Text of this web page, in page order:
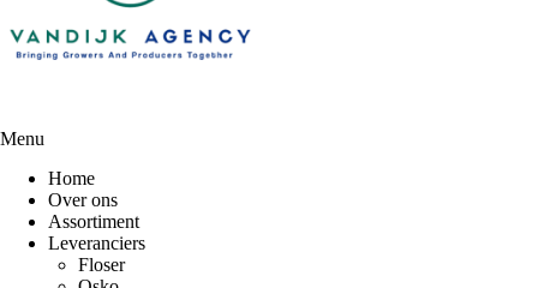
Menu
Home
Over ons
Assortiment
Leveranciers
Floser